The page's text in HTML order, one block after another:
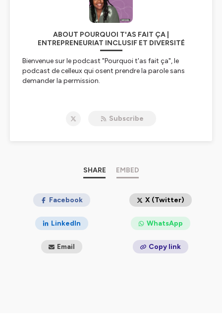
ABOUT POURQUOI T'AS FAIT ÇA |
ENTREPRENEURIAT INCLUSIF ET DIVERSITÉ
Bienvenue sur le podcast "Pourquoi t'as fait ça", le
podcast de celleux qui osent prendre la parole sans
demander la permission.
optimiser ton podcast. Chaque semaine, une interview
Hébergé par Ausha. Visitez
ausha.co/politique-de-
Subscribe
SHARE EMBED
Facebook X (Twitter)
LinkedIn WhatsApp
Email Copy link